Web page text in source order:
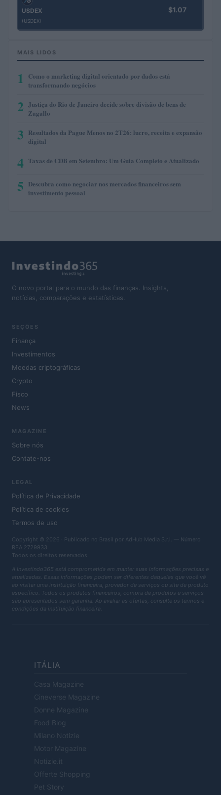
USDEX
(USDEX)
$1.07
MAIS LIDOS
1
Como o marketing digital orientado por dados está
transformando negócios
2
Justiça do Rio de Janeiro decide sobre divisão de bens de
Zagallo
3 Resultados da Pague Menos no 2T26: lucro, receita e expansão
digital
4 Taxas de CDB em Setembro: Um Guia Completo e Atualizado
5 Descubra como negociar nos mercados financeiros sem
investimento pessoal
O novo portal para o mundo das finanças. Insights,
notícias, comparações e estatísticas.
SEÇÕES
Finança
Investimentos
Moedas criptográficas
Crypto
Fisco
News
MAGAZINE
Sobre nós
Contate-nos
LEGAL
Política de Privacidade
Política de cookies
Termos de uso
Copyright © 2026 · Publicado no Brasil por AdHub Media S.r.l. — Número
REA 2729933
Todos os direitos reservados
A Investindo365 está comprometida em manter suas informações precisas e
atualizadas. Essas informações podem ser diferentes daquelas que você vê
ao visitar uma instituição financeira, provedor de serviços ou site de produto
específico. Todos os produtos financeiros, compra de produtos e serviços
são apresentados sem garantia. Ao avaliar as ofertas, consulte os termos e
condições da instituição financeira.
ITÁLIA
Casa Magazine
Cineverse Magazine
Donne Magazine
Food Blog
Milano Notizie
Motor Magazine
Notizie.it
Offerte Shopping
Pet Story